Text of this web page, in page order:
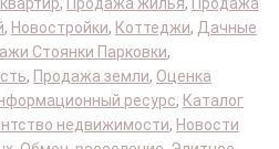
, Продажа жилья, Продажа
, Новостройки, Коттеджи, Дачные
Стоянки Парковки,
, Продажа земли, Оценка
ресурс, Каталог
недвижимости, Новости